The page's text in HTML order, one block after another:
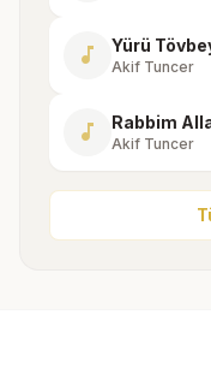
music_note Yürü
Akif Tuncer
music_note Rabbim
Akif Tuncer